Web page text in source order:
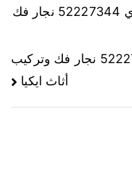
تركيب اثاث ايكيا الشعب البحري 52227344 نجار فك
تركيب اثاث ايكيا الرميثية 52227344 نجار فك وتركيب
أثاث ايكيا